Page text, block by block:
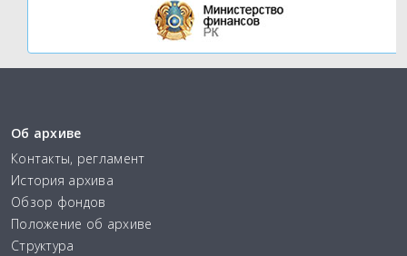
Об архиве
Контакты, регламент
История архива
Обзор фондов
Положение об архиве
Структура